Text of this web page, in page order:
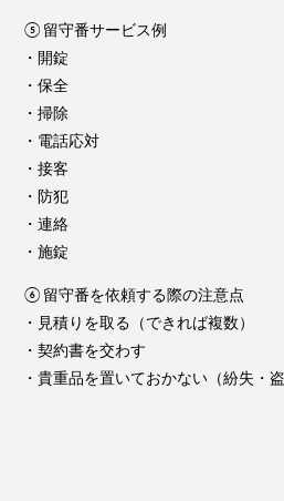
⑤留守番サービス例
・開錠
・保全
・掃除
・電話応対
・接客
・防犯
・連絡
・施錠
⑥留守番を依頼する際の注意点
・見積りを取る（できれば複数）
・契約書を交わす
・貴重品を置いておかない（紛失・盗